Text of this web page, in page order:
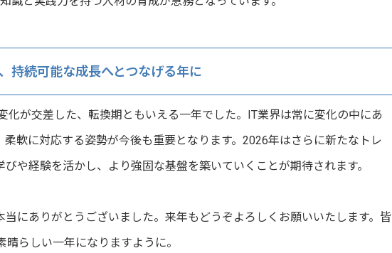
持続可能な成長へとつなげる年に
化が交差した、転換期ともいえる一年でした。IT業界は常に変化の中にあ
軟に対応する姿勢が今後も重要となります。2026年はさらに新たなトレ
や経験を活かし、より強固な基盤を築いていくことが期待されます。
にありがとうございました。来年もどうぞよろしくお願いいたします。皆
らしい一年になりますように。